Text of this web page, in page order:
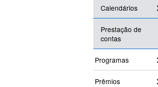
Calendários
Prestação de
contas
Programas
Prêmios